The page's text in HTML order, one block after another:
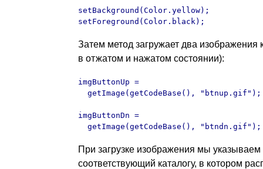
setBackground(Color.yellow);
setForeground(Color.black);
Затем метод загружает два изображения
в отжатом и нажатом состоянии):
imgButtonUp =
  getImage(getCodeBase(), "btnup.gif");
imgButtonDn =
  getImage(getCodeBase(), "btndn.gif");
При загрузке изображения мы
соответствующий каталогу, в котором